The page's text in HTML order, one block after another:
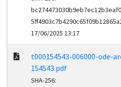
17/06/2025 13:17
t000154543-006000-ode-
154543.pdf
SHA-256: